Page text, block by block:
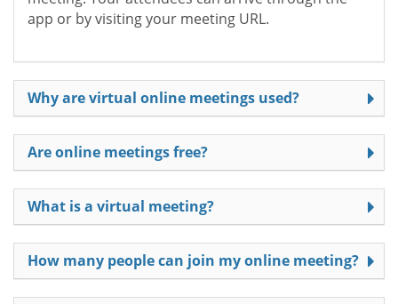
app or by visiting your meeting URL.
Why are virtual online meetings used?
Are online meetings free?
What is a virtual meeting?
How many people can join my online meeting?